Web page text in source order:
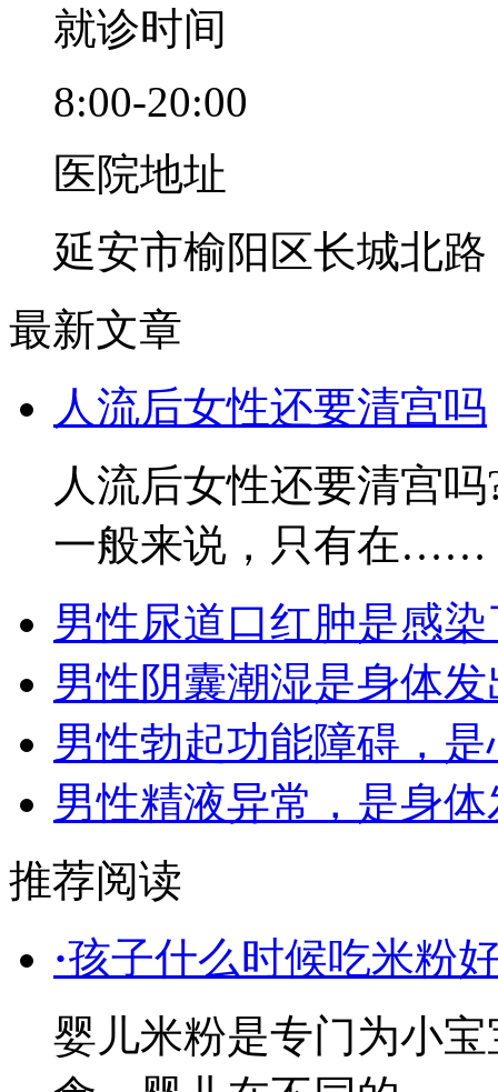
就诊时间
8:00-20:00
医院地址
延安市榆阳区长城北路
最新文章
人流后女性还要清宫吗
人流后女性还要清宫
一般来说，只有在……
男性尿道口红肿是感
男性阴囊潮湿是身体
男性勃起功能障碍，
男性精液异常，是身
推荐阅读
·孩子什么时候吃米粉
婴儿米粉是专门为小